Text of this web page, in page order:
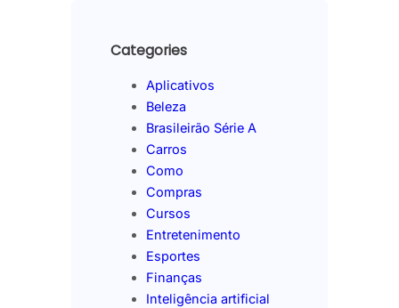
Categories
Aplicativos
Beleza
Brasileirão Série A
Carros
Como
Compras
Cursos
Entretenimento
Esportes
Finanças
Inteligência artificial